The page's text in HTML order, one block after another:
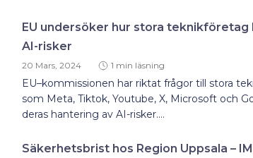
EU undersöker hur stora teknikföretag
AI-risker
20 Mars, 2024 1 min läsning
EU–kommissionen har riktat frågor till stora
som Meta, Tiktok, Youtube, X, Microsoft och
deras hantering av AI-risker....
Säkerhetsbrist hos Region Uppsala –